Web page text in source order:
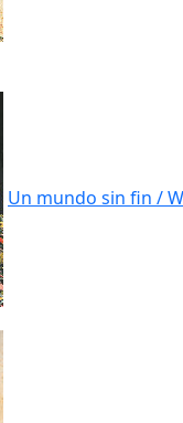
Un mundo sin fin /